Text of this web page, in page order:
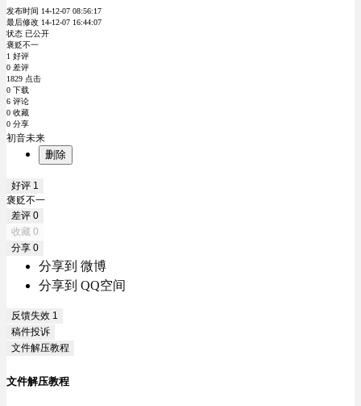
发布时间 14-12-07 08:56:17
最后修改 14-12-07 16:44:07
状态 已公开
褒贬不一
1 好评
0 差评
1829 点击
0 下载
6 评论
0 收藏
0 分享
初音未来
删除
好评 1
褒贬不一
差评 0
收藏 0
分享 0
分享到 微博
分享到 QQ空间
反馈失效 1
稿件投诉
文件解压教程
文件解压教程